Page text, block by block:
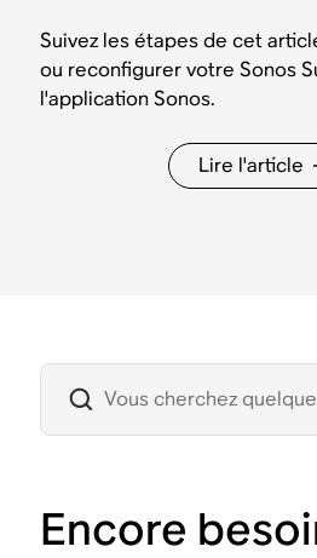
Suivez les étapes de cet
ou reconfigurer votre Sonos
l'application Sonos.
Lire l'article
Encore